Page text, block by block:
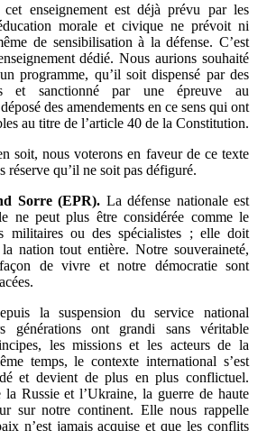
enseignement est déjà prévu par les
morale et civique ne prévoit ni
de sensibilisation à la défense. C’est
dédié. Nous aurions souhaité
programme, qu’il soit dispensé par des
et sanctionné par une épreuve au
des amendements en ce sens qui ont
au titre de l’article 40 de la Constitution.
soit, nous voterons en faveur de ce texte
réserve qu’il ne soit pas défiguré.
Sorre (EPR). La défense nationale est
ne peut plus être considérée comme le
militaires ou des spécialistes ; elle doit
nation tout entière. Notre souveraineté,
de vivre et notre démocratie sont
la suspension du service national
générations ont grandi sans véritable
les missions et les acteurs de la
temps, le contexte international s’est
et devient de plus en plus conflictuel.
Russie et l’Ukraine, la guerre de haute
sur notre continent. Elle nous rappelle
n’est jamais acquise et que les conflits